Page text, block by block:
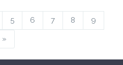
5 6 7 8 9
»